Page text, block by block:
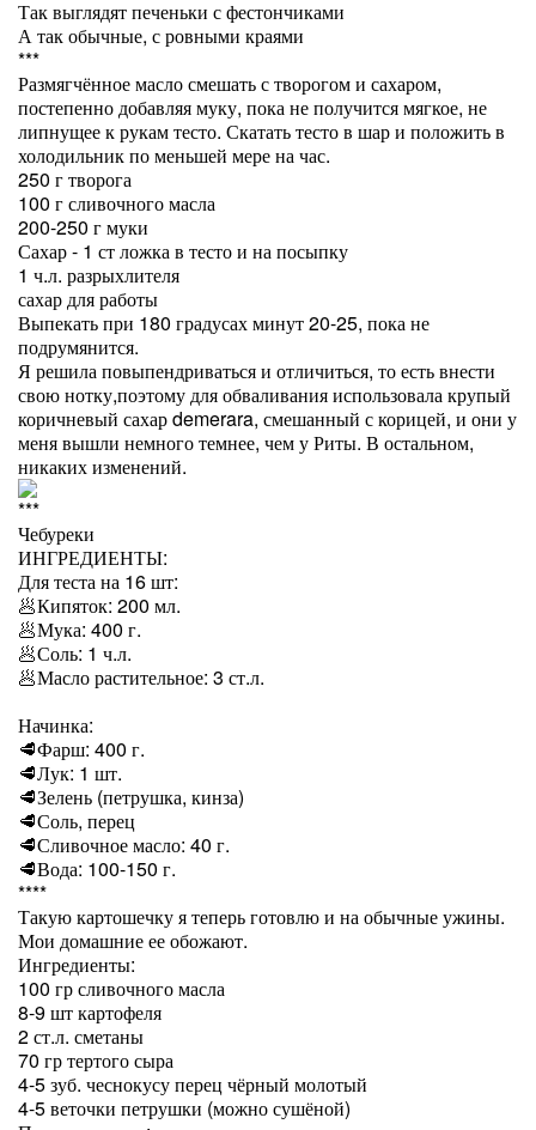
Так выглядят печеньки с фестончиками
А так обычные, с ровными краями
***
Размягчённое масло смешать с творогом и сахаром,
постепенно добавляя муку, пока не получится мягкое, не
липнущее к рукам тесто. Скатать тесто в шар и положить в
холодильник по меньшей мере на час.
250 г творога
100 г сливочного масла
200-250 г муки
Сахар - 1 ст ложка в тесто и на посыпку
1 ч.л. разрыхлителя
сахар для работы
Выпекать при 180 градусах минут 20-25, пока не
подрумянится.
Я решила повыпендриваться и отличиться, то есть внести
свою нотку,поэтому для обваливания использовала крупый
коричневый сахар demerara, смешанный с корицей, и они у
меня вышли немного темнее, чем у Риты. В остальном,
никаких изменений.
***
Чебуреки
ИНГРЕДИЕНТЫ:⁣
Для теста на 16 шт:
🥟Кипяток: 200 мл.
🥟Мука: 400 г.
🥟Соль: 1 ч.л.
🥟Масло растительное: 3 ст.л.
Начинка:
🥩Фарш: 400 г.
🥩Лук: 1 шт.
🥩Зелень (петрушка, кинза)
🥩Соль, перец
🥩Сливочное масло: 40 г.
🥩Вода: 100-150 г.
****
Такую картошечку я теперь готовлю и на обычные ужины.
Мои домашние ее обожают.
Ингредиенты:
100 гр сливочного масла
8-9 шт картофеля
2 ст.л. сметаны
70 гр тертого сыра
4-5 зуб. чеснокусу перец чёрный молотый
4-5 веточки петрушки (можно сушёной)